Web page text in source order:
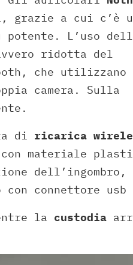
grazie a cui c’è
L’uso
ridotta del
che utilizzano
camera. Sulla
di ricarica
materiale
dell’ingombro,
connettore usb
la custodia